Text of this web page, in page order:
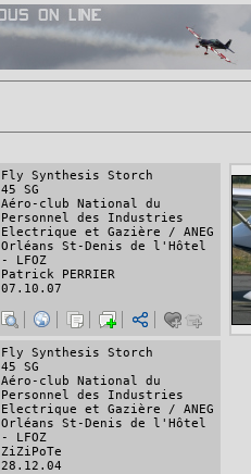
Fly Synthesis Storch
45 SG
Aéro-club National du
Personnel des Industries
Electrique et Gazière / ANEG
Orléans St-Denis de l'Hôtel
- LFOZ
Patrick PERRIER
07.10.07
Fly Synthesis Storch
45 SG
Aéro-club National du
Personnel des Industries
Electrique et Gazière / ANEG
Orléans St-Denis de l'Hôtel
- LFOZ
ZiZiPoTe
28.12.04